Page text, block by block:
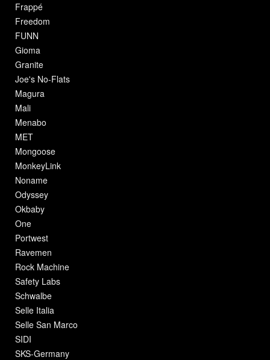
Frappé
Freedom
FUNN
Gioma
Granite
Joe's No-Flats
Magura
Mali
Menabo
MET
Mongoose
MonkeyLink
Noname
Odyssey
Okbaby
One
Portwest
Ravemen
Rock Machine
Safety Labs
Schwalbe
Selle Italia
Selle San Marco
SIDI
SKS-Germany